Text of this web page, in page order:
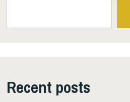
Recent posts